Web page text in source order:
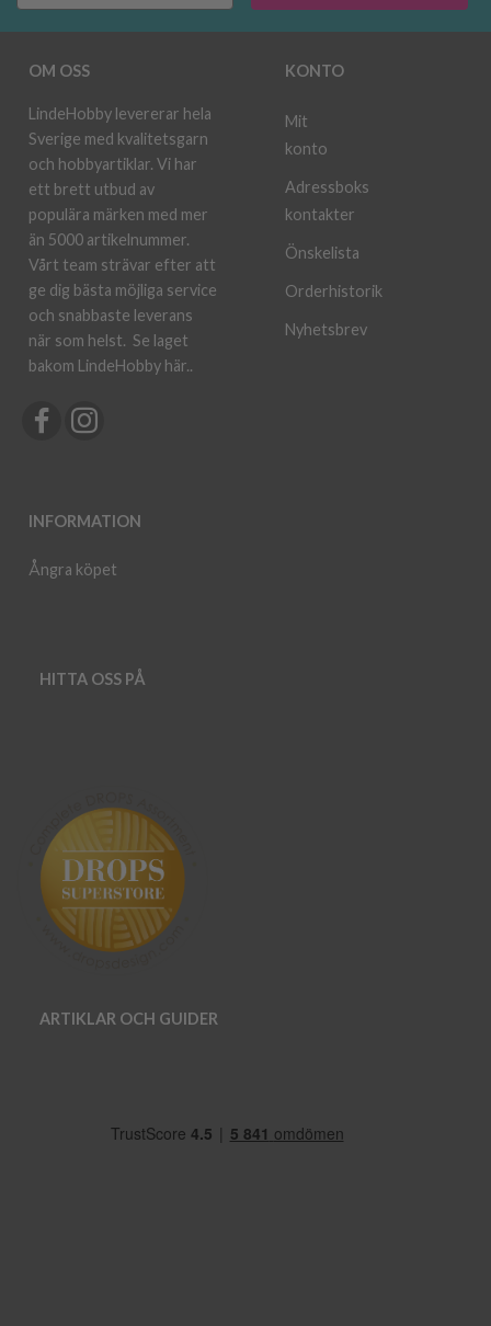
OM OSS
LindeHobby levererar hela
Sverige med kvalitetsgarn
och hobbyartiklar. Vi har
ett brett utbud av
populära märken med mer
än 5000 artikelnummer.
Vårt team strävar efter att
ge dig bästa möjliga service
och snabbaste leverans
när som helst. Se laget
bakom LindeHobby här..
INFORMATION
Ångra köpet
KONTO
Mit
konto
Adressboks
kontakter
Önskelista
Orderhistorik
Nyhetsbrev
HITTA OSS PÅ
ARTIKLAR OCH GUIDER